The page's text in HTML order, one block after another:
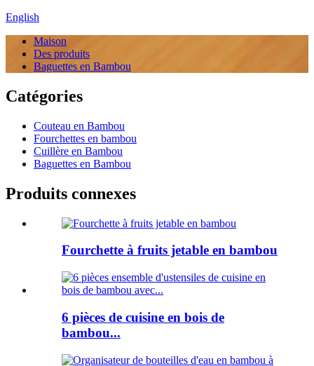
English
Maison
Des produits
Baguettes en Bambou
Catégories
Couteau en Bambou
Fourchettes en bambou
Cuillère en Bambou
Baguettes en Bambou
Produits connexes
Fourchette à fruits jetable en bambou
6 pièces de cuisine en bois de
bambou...